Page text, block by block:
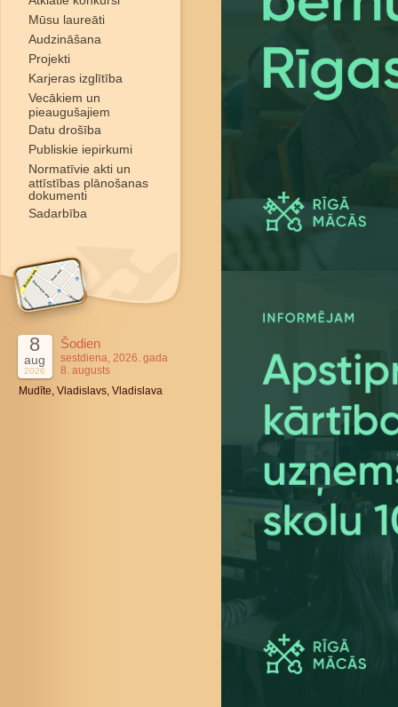
Mūsu laureāti
Audzināšana
Projekti
Karjeras izglītība
Vecākiem un
pieaugušajiem
Datu drošība
Publiskie iepirkumi
Normatīvie akti un
attīstības plānošanas
dokumenti
Sadarbība
8
aug
2026
Šodien
sestdiena, 2026. gada
8. augusts
Mudīte, Vladislavs, Vladislava